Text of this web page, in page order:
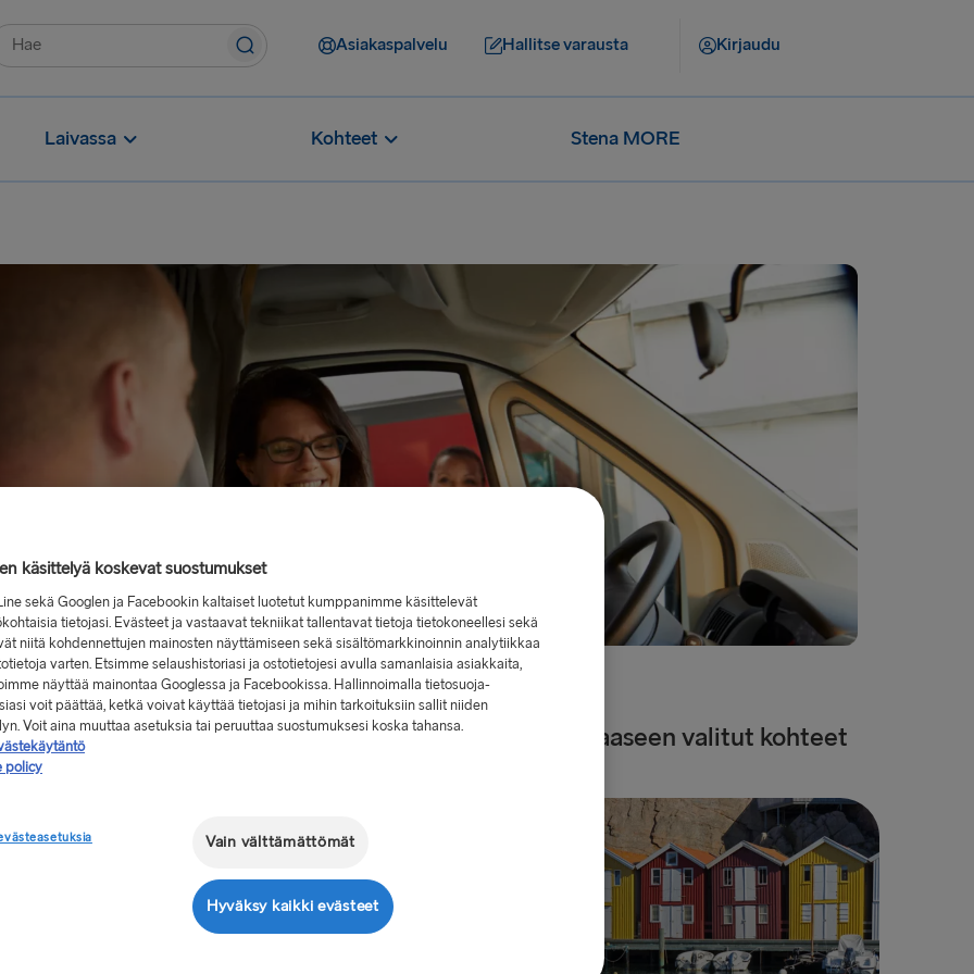
Asiakaspalvelu Hallitse varausta Kirjaudu
Laivassa Kohteet Stena MORE
Ruotsi ja Tanska
ja
Lautalle nousuun
Tähän oppaaseen valitut kohteet
käsittelyä koskevat suostumukset
sekä Googlen ja Facebookin kaltaiset luotetut kumppanimme käsittelevät
tietojasi. Evästeet ja vastaavat tekniikat tallentavat tietoja tietokoneellesi sekä
niitä kohdennettujen mainosten näyttämiseen sekä sisältömarkkinoinnin analytiikkaa
varten. Etsimme selaushistoriasi ja ostotietojesi avulla samanlaisia asiakkaita,
näyttää mainontaa Googlessa ja Facebookissa. Hallinnoimalla tietosuoja-
voit päättää, ketkä voivat käyttää tietojasi ja mihin tarkoituksiin sallit niiden
Voit aina muuttaa asetuksia tai peruuttaa suostumuksesi koska tahansa.
policy
Vain välttämättömät
Hyväksy kaikki evästeet